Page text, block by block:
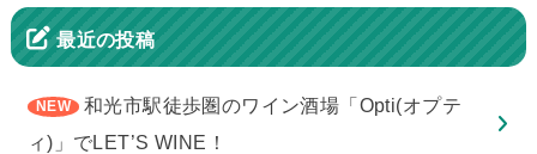
最近の投稿
和光市駅徒歩圏のワイン酒場「Opti(オプテ
ィ)」でLET’S WINE！